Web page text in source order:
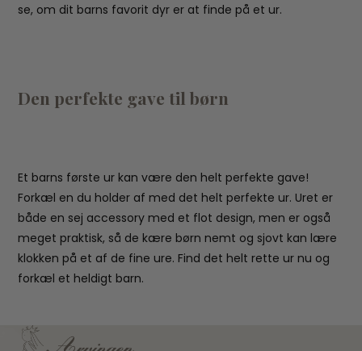
se, om dit barns favorit dyr er at finde på et ur.
Den perfekte gave til børn
Et barns første ur kan være den helt perfekte gave!
Forkæl en du holder af med det helt perfekte ur. Uret er
både en sej accessory med et flot design, men er også
meget praktisk, så de kære børn nemt og sjovt kan lære
klokken på et af de fine ure. Find det helt rette ur nu og
forkæl et heldigt barn.